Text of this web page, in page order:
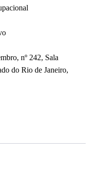
nº 242, Sala
do Rio de Janeiro,